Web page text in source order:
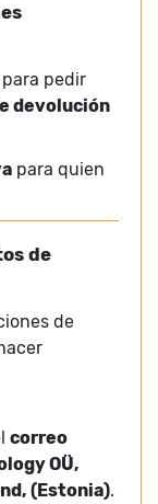
pedir
devolución
para quien
de
de
correo
OÜ,
(Estonia).